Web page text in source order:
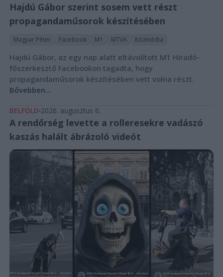
Hajdú Gábor szerint sosem vett részt
propagandaműsorok készítésében
Magyar Péter Facebook M1 MTVA Közmédia
Hajdú Gábor, az egy nap alatt eltávolított M1 Híradó-
főszerkesztő Facebookon tagadta, hogy
propagandaműsorok készítésében vett volna részt.
Bővebben...
BELFÖLD 2026. augusztus 6.
A rendőrség levette a rolleresekre vadászó
kaszás halált ábrázoló videót